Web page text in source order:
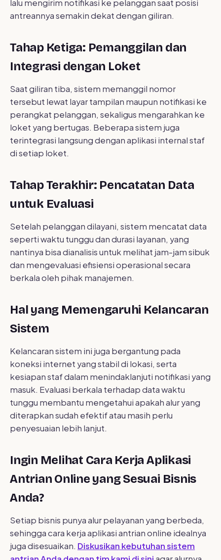
lalu mengirim notifikasi ke pelanggan saat posisi
antreannya semakin dekat dengan giliran.
Tahap Ketiga: Pemanggilan dan
Integrasi dengan Loket
Saat giliran tiba, sistem memanggil nomor
tersebut lewat layar tampilan maupun notifikasi ke
perangkat pelanggan, sekaligus mengarahkan ke
loket yang bertugas. Beberapa sistem juga
terintegrasi langsung dengan aplikasi internal staf
di setiap loket.
Tahap Terakhir: Pencatatan Data
untuk Evaluasi
Setelah pelanggan dilayani, sistem mencatat data
seperti waktu tunggu dan durasi layanan, yang
nantinya bisa dianalisis untuk melihat jam-jam sibuk
dan mengevaluasi efisiensi operasional secara
berkala oleh pihak manajemen.
Hal yang Memengaruhi Kelancaran
Sistem
Kelancaran sistem ini juga bergantung pada
koneksi internet yang stabil di lokasi, serta
kesiapan staf dalam menindaklanjuti notifikasi yang
masuk. Evaluasi berkala terhadap data waktu
tunggu membantu mengetahui apakah alur yang
diterapkan sudah efektif atau masih perlu
penyesuaian lebih lanjut.
Ingin Melihat Cara Kerja Aplikasi
Antrian Online yang Sesuai Bisnis
Anda?
Setiap bisnis punya alur pelayanan yang berbeda,
sehingga cara kerja aplikasi antrian online idealnya
juga disesuaikan. Diskusikan kebutuhan sistem